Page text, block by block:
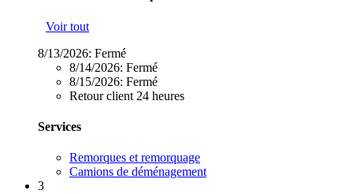
Voir tout
8/13/2026: Fermé
8/14/2026: Fermé
8/15/2026: Fermé
Retour client 24 heures
Services
Remorques et remorquage
Camions de déménagement
3